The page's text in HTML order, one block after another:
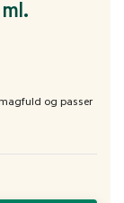
og passer